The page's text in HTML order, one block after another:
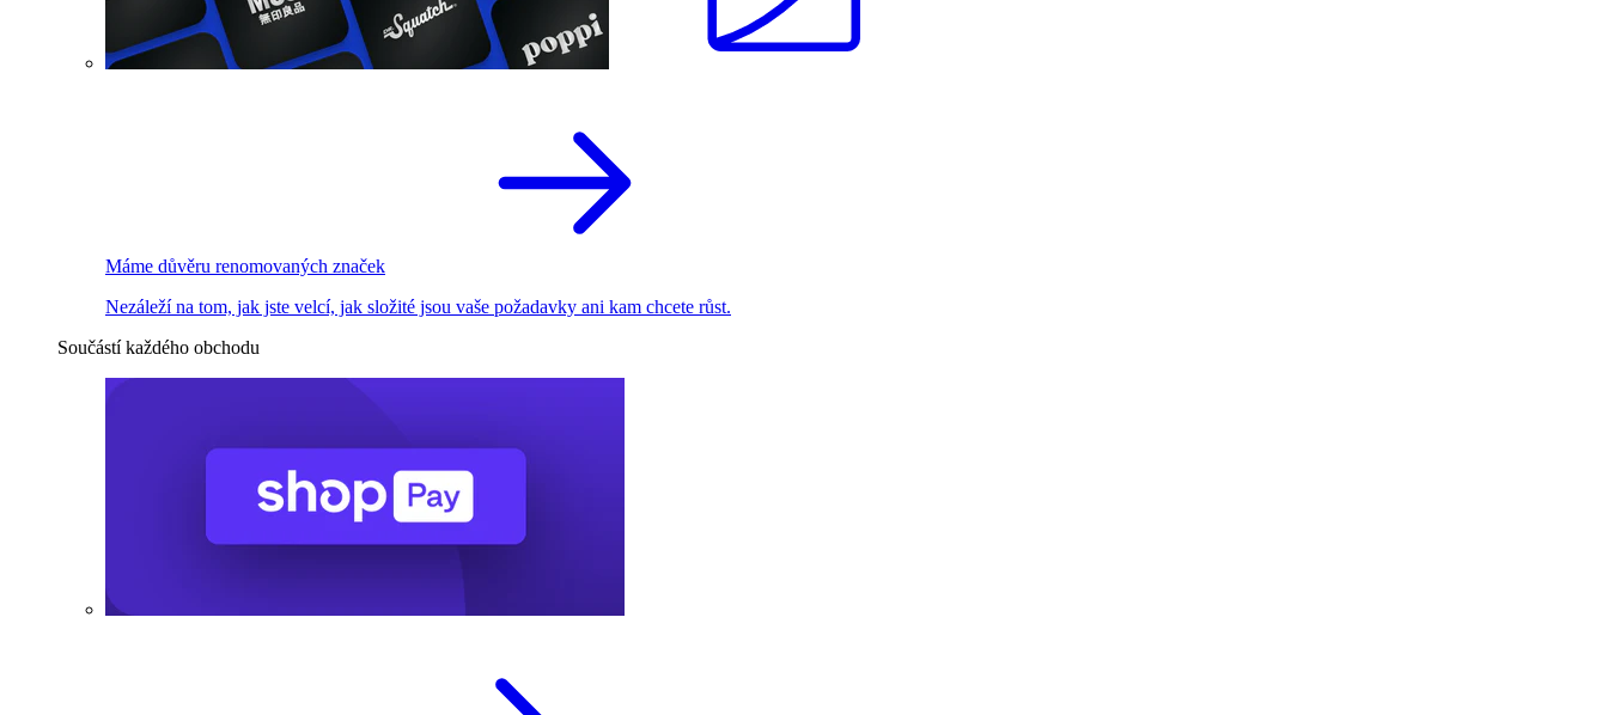
Máme důvěru renomovaných značek
Nezáleží na tom, jak jste velcí, jak složité jsou vaše požadavky ani kam chcete růst.
Součástí každého obchodu